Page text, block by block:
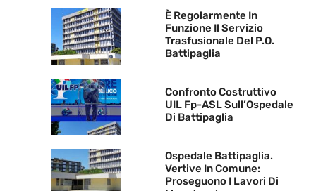
È Regolarmente In
Funzione Il Servizio
Trasfusionale Del P.O.
Battipaglia
Confronto Costruttivo
UIL Fp-ASL Sull’Ospedale
Di Battipaglia
Ospedale Battipaglia.
Vertive In Comune:
Proseguono I Lavori Di